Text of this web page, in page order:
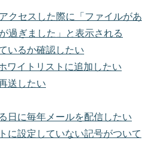
クセスした際に「ファイルがあ
過ぎました」と表示される
いるか確認したい
ワイトリストに追加したい
送したい
日に毎年メールを配信したい
に設定していない記号がついて